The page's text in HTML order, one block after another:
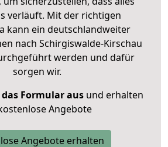
verläuft. Mit der richtigen
kann ein deutschlandweiter
nach Schirgiswalde-Kirschau
werden und dafür
sorgen wir.
Formular ausund erhalten
Angebote
Angebote erhalten